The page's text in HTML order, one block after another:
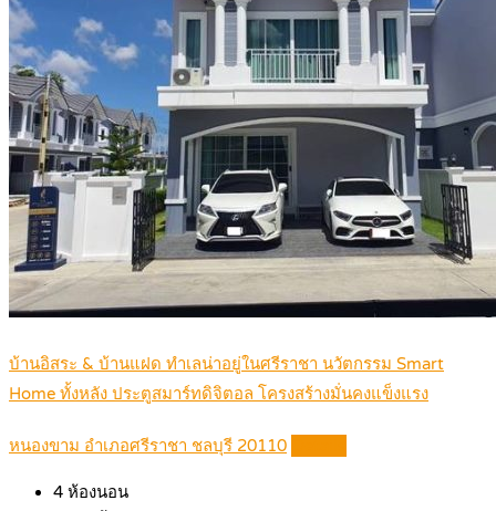
บ้านอิสระ & บ้านแฝด ทำเลน่าอยู่ในศรีราชา นวัตกรรม Smart
Home ทั้งหลัง ประตูสมาร์ทดิจิตอล โครงสร้างมั่นคงแข็งแรง
หนองขาม อำเภอศรีราชา ชลบุรี 20110
4 ห้องนอน